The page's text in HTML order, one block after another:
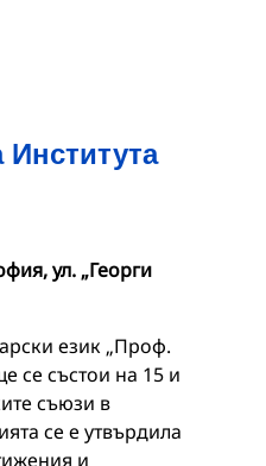
ул. „Георги
език „Проф.
се състои на 15 и
съюзи в
се е утвърдила
и